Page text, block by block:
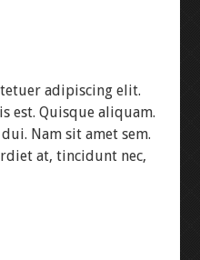
adipiscing elit.
est. Quisque aliquam.
Nam sit amet sem.
at, tincidunt nec,